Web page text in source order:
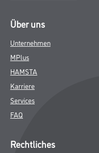
Über uns
Unternehmen
MPlus
HAMSTA
Karriere
Services
FAQ
Rechtliches